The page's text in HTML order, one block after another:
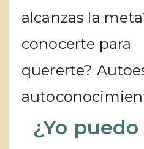
alcanzas la
conocerte para
quererte?
¿Yo